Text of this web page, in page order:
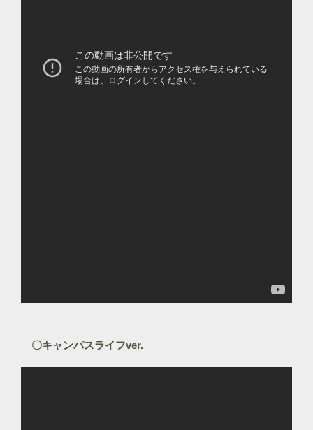
〇キャンパスライフver.